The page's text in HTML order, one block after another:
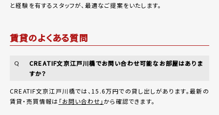
と経験を有するスタッフが、最適なご提案をいたします。
賃貸のよくある質問
Q
CREATIF文京江戸川橋でお問い合わせ可能なお部屋はありま
すか？
CREATIF文京江戸川橋では、15.6万円での貸し出しがあります。最新の
賃貸・売買情報は 「お問い合わせ」 から確認できます。